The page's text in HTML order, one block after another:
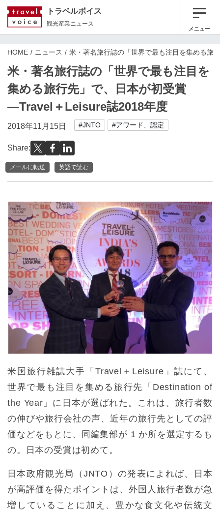
トラベルボイス
観光産業ニュース
メニュー
HOME ニュース 米・著名旅行誌の「世界で最も注目を集める
米・著名旅行誌の「世界で最も注目を
集める旅行先」で、日本が初受賞
―Travel＋Leisure誌2018年度
2018年11月15日 #JNTO #アワード、認定
Share:
メールに転送 英語で読む
米国旅行雑誌大手「Travel＋Leisure」誌にて、
世界で最も注目を集める旅行先「Destination of
the Year」に日本が選ばれた。これは、旅行者数
の伸びや旅行会社の声、近年の旅行先としての評
価などをもとに、同編集部が 1 か所を選定するも
の。日本の受賞は初めて。
日本政府観光局（JNTO）の発表によれば、日本
が高評価を得たポイントは、外国人旅行者数が急
増していることに加え、豊かな食文化や伝統文